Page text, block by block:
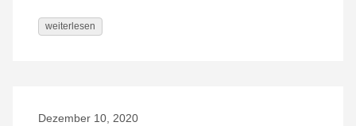
weiterlesen
Dezember 10, 2020